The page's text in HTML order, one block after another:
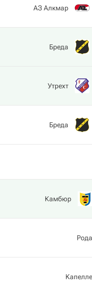
АЗ Алкмар
Бреда
Утрехт
Бреда
Камбюр
Рода
Kапелле